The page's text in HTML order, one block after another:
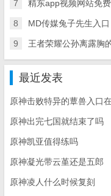
7 精东app视频网站免
8 MD传媒兔子先生入
9 王者荣耀公孙离露胸
最近发表
原神击败特异的蕈兽入口
原神出完七国就结束了吗
原神凯亚值得练吗
原神凝光带云堇还是五郎
原神凌人什么时候复刻